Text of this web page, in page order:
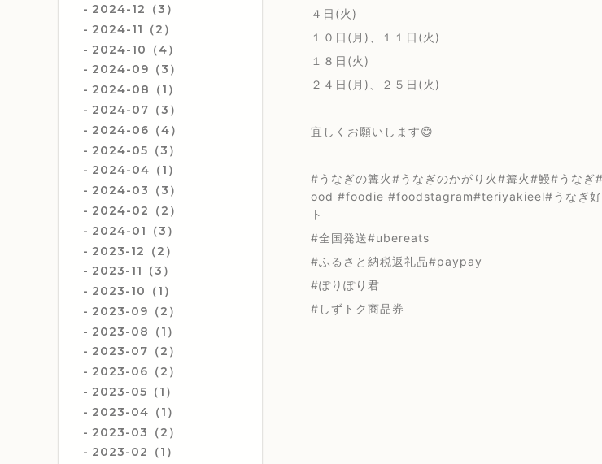
2024-12（3）
2024-11（2）
2024-10（4）
2024-09（3）
2024-08（1）
2024-07（3）
2024-06（4）
2024-05（3）
2024-04（1）
2024-03（3）
2024-02（2）
2024-01（3）
2023-12（2）
2023-11（3）
2023-10（1）
2023-09（2）
2023-08（1）
2023-07（2）
2023-06（2）
2023-05（1）
2023-04（1）
2023-03（2）
2023-02（1）
４日(火)
１０日(月)、１１日(火)
１８日(火)
２４日(月)、２５日(火)
宜しくお願いします😄
#うなぎの篝火#うなぎのかがり火#篝火#鰻#うな
ood #foodie #foodstagram#teriyakieel#うなぎ好
ト
#全国発送#ubereats
#ふるさと納税返礼品#paypay
#ぽりぽり君
#しずトク商品券